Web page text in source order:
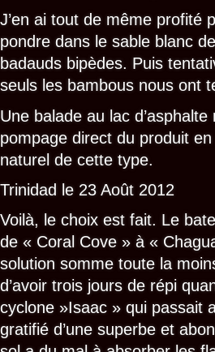
J’en ai tout de même profité
pondre dans le sable blanc
badauds bipèdes. Puis
seuls les bambous nous ont
Une balade au lac
pompage direct du produit
naturel de cette type.
Trinidad le 23 Août 2012
Voilà, le choix est fait. Le
de « Coral Cove » à «
solution somme toute la
d’avoir trois jours de répi
cyclone »Isaac » qui passait
gratifié d’une superbe et